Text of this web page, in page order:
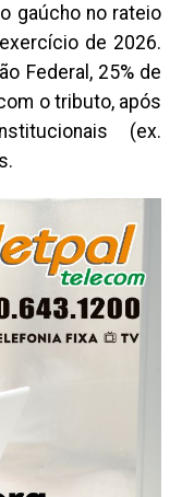
gaúcho no rateio
de 2026.
Federal, 25% de
o tributo, após
(ex.